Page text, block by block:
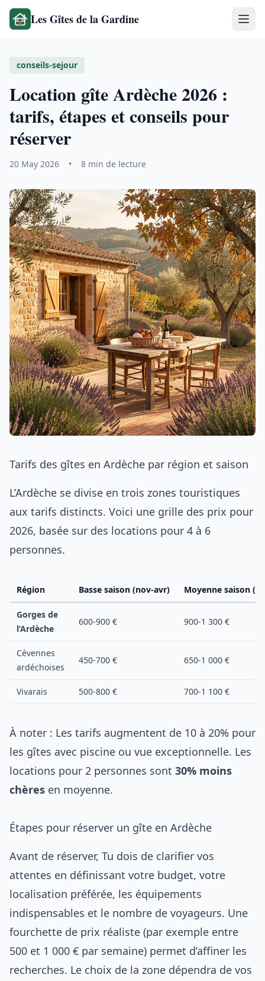
Les Gîtes de la Gardine
conseils-sejour
Location gîte Ardèche 2026 :
tarifs, étapes et conseils pour
réserver
20 May 2026 • 8 min de lecture
Tarifs des gîtes en Ardèche par région et saison
L’Ardèche se divise en trois zones touristiques
aux tarifs distincts. Voici une grille des prix pour
2026, basée sur des locations pour 4 à 6
personnes.
Région Basse saison (nov-avr) Moyenne saison
Gorges de
l’Ardèche
600-900 € 900-1 300 €
Cévennes
ardéchoises
450-700 € 650-1 000 €
Vivarais 500-800 € 700-1 100 €
À noter : Les tarifs augmentent de 10 à 20% pour
les gîtes avec piscine ou vue exceptionnelle. Les
locations pour 2 personnes sont 30% moins
chères en moyenne.
Étapes pour réserver un gîte en Ardèche
Avant de réserver, Tu dois de clarifier vos
attentes en définissant votre budget, votre
localisation préférée, les équipements
indispensables et le nombre de voyageurs. Une
fourchette de prix réaliste (par exemple entre
500 et 1 000 € par semaine) permet d’affiner les
recherches. Le choix de la zone dépendra de vos